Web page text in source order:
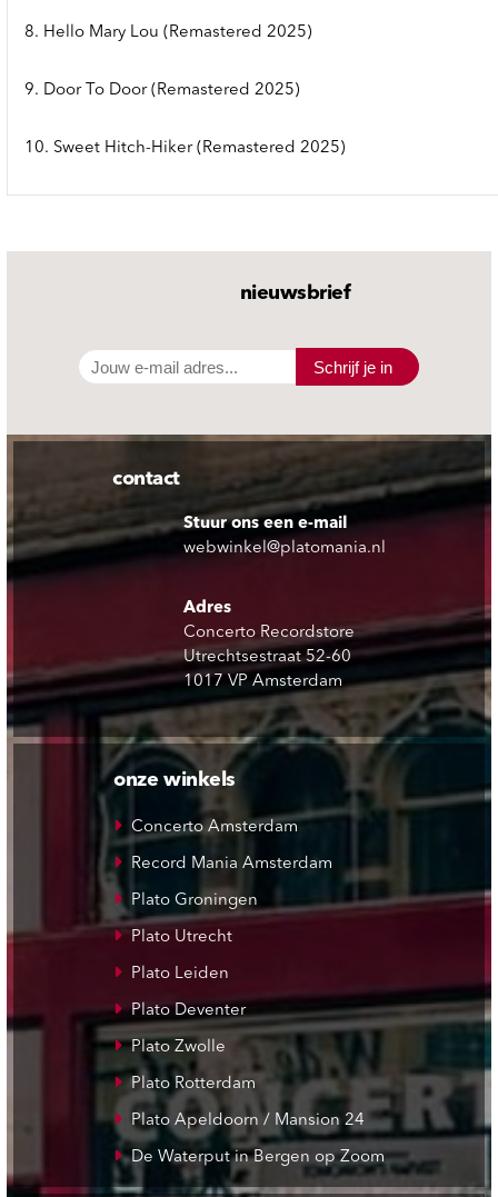
8. Hello Mary Lou (Remastered 2025)
9. Door To Door (Remastered 2025)
10. Sweet Hitch-Hiker (Remastered 2025)
nieuwsbrief
Schrijf je in
contact
Stuur ons een e-mail
webwinkel@platomania.nl
Adres
Concerto Recordstore
Utrechtsestraat 52-60
1017 VP Amsterdam
onze winkels
Concerto Amsterdam
Record Mania Amsterdam
Plato Groningen
Plato Utrecht
Plato Leiden
Plato Deventer
Plato Zwolle
Plato Rotterdam
Plato Apeldoorn / Mansion 24
De Waterput in Bergen op Zoom